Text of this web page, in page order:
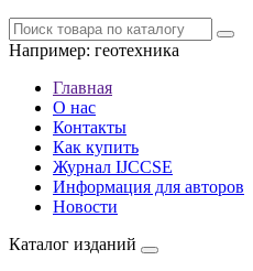
Например: геотехника
Главная
О нас
Контакты
Как купить
Журнал IJCCSE
Информация для авторов
Новости
Каталог изданий